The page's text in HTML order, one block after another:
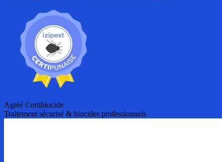
Agréé Certibiocide
Traitement sécurisé & biocides professionnels